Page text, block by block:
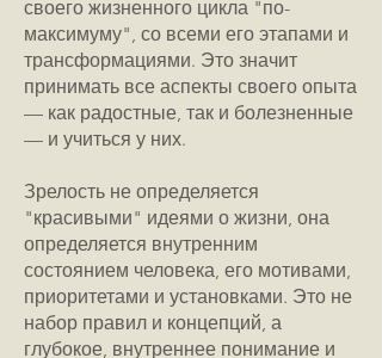
своего жизненного цикла "по-
максимуму", со всеми его этапами и
трансформациями. Это значит
принимать все аспекты своего опыта
— как радостные, так и болезненные
— и учиться у них.
Зрелость не определяется
"красивыми" идеями о жизни, она
определяется внутренним
состоянием человека, его мотивами,
приоритетами и установками. Это не
набор правил и концепций, а
глубокое, внутреннее понимание и